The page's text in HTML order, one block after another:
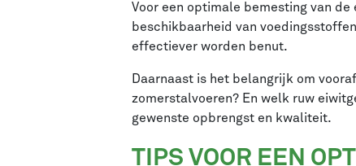
Voor een optimale bemesting van
beschikbaarheid van
effectiever worden benut.
Daarnaast is het belangrijk om
zomerstalvoeren? En welk ruw
gewenste opbrengst en kwaliteit.
TIPS VOOR EEN